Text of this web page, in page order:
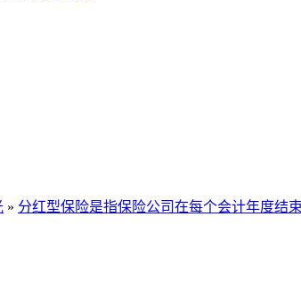
» 分红型保险是指保险公司在每个会计年度结